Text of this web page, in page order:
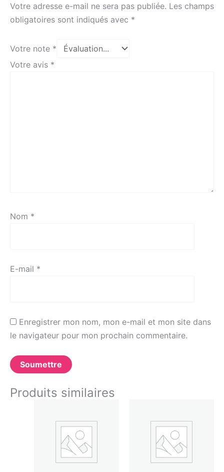
Votre adresse e-mail ne sera pas publiée. Les champs
obligatoires sont indiqués avec *
Votre note *
Votre avis *
Nom *
E-mail *
Enregistrer mon nom, mon e-mail et mon site dans
le navigateur pour mon prochain commentaire.
Produits similaires